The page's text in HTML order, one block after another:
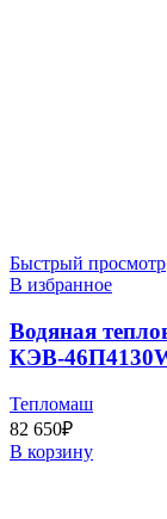
Быстрый просмотр
В избранное
Водяная
КЭВ-
Тепломаш
82 650₽
В корзину